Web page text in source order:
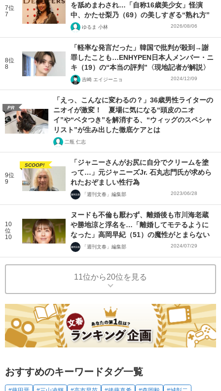
7位
7
を舐めまわされ…「自称16歳美少女」怪演
中、かたせ梨乃（69）の美しすぎる“熟れ方”
ゆるま 小林 2026/08/06
8位
8
「軽率な発言だった」韓国で批判が殺到→謝
罪したことも…ENHYPEN日本人メンバー・ニ
キ（19）の“本当の評判”〈現地記者が解説〉
吉崎 エイジーニョ 2024/12/09
PR
「えっ、こんなに変わるの？」36歳男性ライターの
ニオイが激変！ 夏場に気になる“頭皮のニオ
イ”や“ベタつき”を解消する、“ウィッグのスペシャ
リスト”が生み出した徹底ケアとは
二瓶 仁志
9位
9
SCOOP!
「ジャニーさんがお尻に自分でクリームを塗
って…」元ジャニーズJr. 石丸志門氏が求めら
れたおぞましい性行為
「週刊文春」編集部 2023/06/28
10
位
10
ヌードも不倫も厭わず、離婚後も市川海老蔵
や勝地涼と浮名を…「離婚してモテるように
なった」高岡早紀（51）の魔性がとまらない
「週刊文春」編集部 2024/07/29
11位から20位を見る
おすすめのキーワードタグ一覧